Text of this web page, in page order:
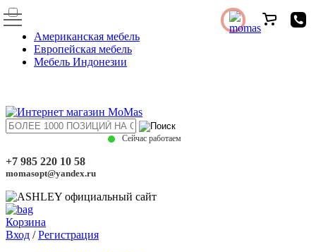
Американская мебель
Европейская мебель
Мебель Индонезии
Сейчас работаем
+7 985 220 10 58
momasopt@yandex.ru
Корзина
Вход /Регистрация